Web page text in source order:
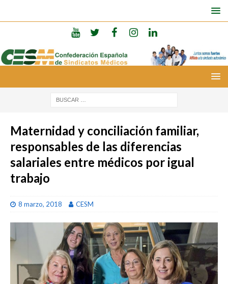
Maternidad y conciliación familiar,
responsables de las diferencias
salariales entre médicos por igual
trabajo
8 marzo, 2018 CESM